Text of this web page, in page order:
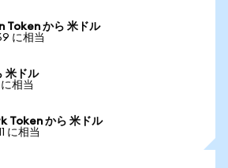
Token から 米ドル
に相当
米ドル
に相当
Token から 米ドル
に相当